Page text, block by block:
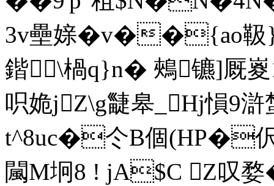
3v壘媇�v��{ao靸}�
鍇\楇q}n� 鵊镳]厩嵏
呮姽jZ\g疀皋_Hj愪
t^8uc�仒B個
闏M坰8 ! jA$C Z